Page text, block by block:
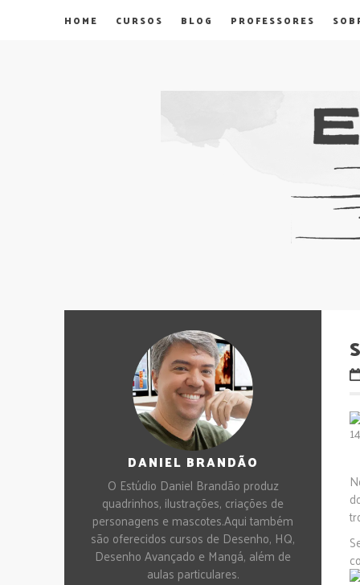
HOME CURSOS BLOG PROFESSORES
DANIEL BRANDÃO
O Estúdio Daniel Brandão produz
quadrinhos, ilustrações, criações de
personagens e mascotes.Aqui também
são oferecidos cursos de Desenho, HQ,
Desenho Avançado e Mangá, além de
aulas particulares.